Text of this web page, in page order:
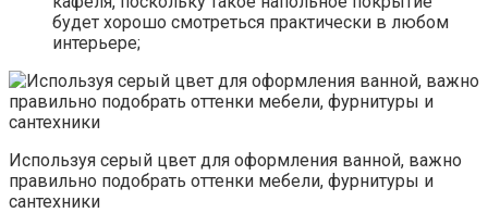
будет хорошо смотреться практически в любом
интерьере;
Используя серый цвет для оформления ванной, важно
правильно подобрать оттенки мебели, фурнитуры и
сантехники